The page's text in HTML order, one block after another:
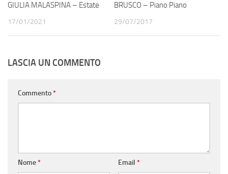
GIULIA MALASPINA – Estate
17/01/2021
BRUSCO – Piano Piano
29/07/2017
LASCIA UN COMMENTO
Commento*
Nome* Email *